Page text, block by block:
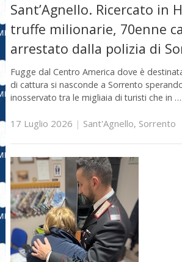
Sant’Agnello. Ricercato in
truffe milionarie, 70enne
arrestato dalla polizia di
Fugge dal Centro America dove è
di cattura si nasconde a Sorrento
inosservato tra le migliaia di turisti che in …
17 Luglio 2026 | Sant'Agnello, Sorrento